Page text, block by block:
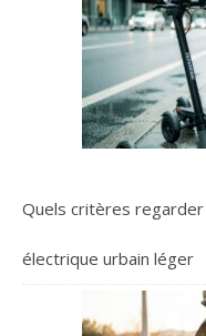
Quels critères regarder
électrique urbain léger